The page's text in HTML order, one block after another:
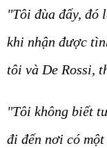
"Tôi đùa đấy, đó
khi nhận được
tôi và De Rossi,
"Tôi không biết
đi đến nơi có